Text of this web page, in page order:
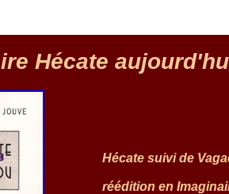
Hécate
Hécate suivi de
réédition en